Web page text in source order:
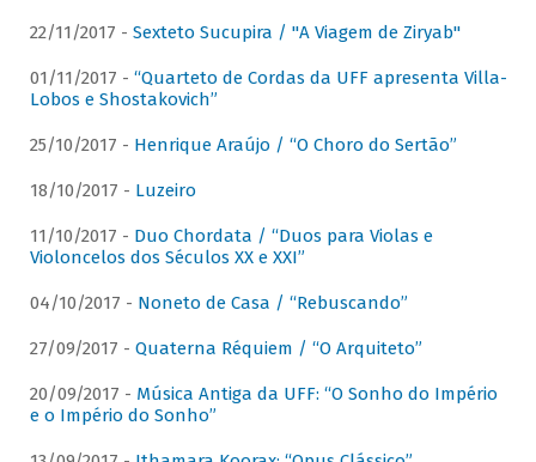
22/11/2017 - Sexteto Sucupira / "A Viagem de Ziryab"
01/11/2017 - “Quarteto de Cordas da UFF apresenta Villa-
Lobos e Shostakovich”
25/10/2017 - Henrique Araújo / “O Choro do Sertão”
18/10/2017 - Luzeiro
11/10/2017 - Duo Chordata / “Duos para Violas e
Violoncelos dos Séculos XX e XXI”
04/10/2017 - Noneto de Casa / “Rebuscando”
27/09/2017 - Quaterna Réquiem / “O Arquiteto”
20/09/2017 - Música Antiga da UFF: “O Sonho do Império
e o Império do Sonho”